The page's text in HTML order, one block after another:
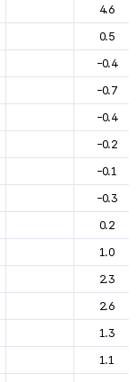
4.6
0.5
-0.4
-0.7
-0.4
-0.2
-0.1
-0.3
0.2
1.0
2.3
2.6
1.3
1.1